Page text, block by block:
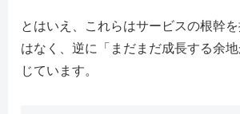
とはいえ、これらはサービスの根幹
はなく、逆に「まだまだ成長する余
じています。